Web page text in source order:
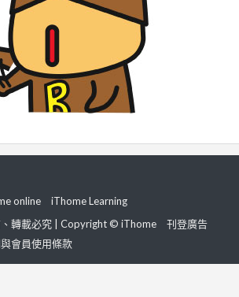
online
iThome Learning
轉載必究 | Copyright © iThome
刊登廣告
會員使用條款